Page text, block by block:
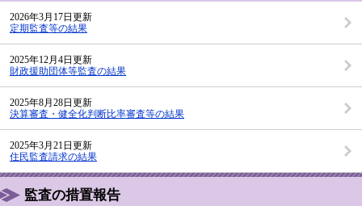
2026年3月17日更新
定期監査等の結果
2025年12月4日更新
財政援助団体等監査の結果
2025年8月28日更新
決算審査・健全化判断比率審査等の結果
2025年3月21日更新
住民監査請求の結果
監査の措置報告